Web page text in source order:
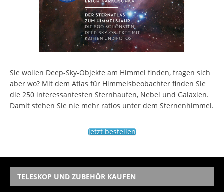
Sie wollen Deep-Sky-Objekte am Himmel finden, fragen sich
aber wo? Mit dem Atlas für Himmelsbeobachter finden Sie
die 250 interessantesten Sternhaufen, Nebel und Galaxien.
Damit stehen Sie nie mehr ratlos unter dem Sternenhimmel.
Jetzt bestellen
TELESKOP UND ZUBEHÖR KAUFEN